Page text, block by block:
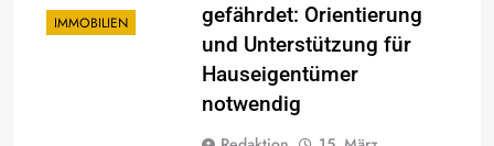
IMMOBILIEN
gefährdet: Orientierung
und Unterstützung für
Hauseigentümer
notwendig